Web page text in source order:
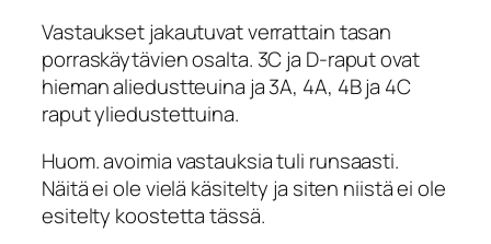
Vastaukset jakautuvat verrattain tasan
porraskäytävien osalta. 3C ja D-raput ovat
hieman aliedustteuina ja 3A, 4A, 4B ja 4C
raput yliedustettuina.
Huom. avoimia vastauksia tuli runsaasti.
Näitä ei ole vielä käsitelty ja siten niistä ei ole
esitelty koostetta tässä.